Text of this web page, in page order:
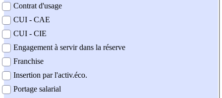
Contrat d'usage
CUI - CAE
CUI - CIE
Engagement à servir dans la réserve
Franchise
Insertion par l'activ.éco.
Portage salarial